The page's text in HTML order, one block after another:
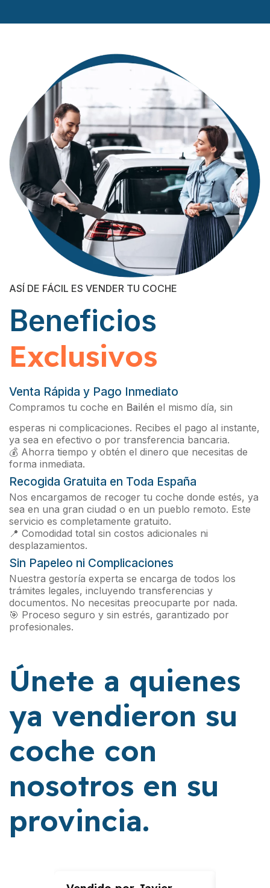
ASÍ DE FÁCIL ES VENDER TU COCHE
Beneficios
Exclusivos
Venta Rápida y Pago Inmediato
Compramos tu coche en Bailén el mismo día, sin
esperas ni complicaciones. Recibes el pago al instante,
ya sea en efectivo o por transferencia bancaria.
💰 Ahorra tiempo y obtén el dinero que necesitas de
forma inmediata.
Recogida Gratuita en Toda España
Nos encargamos de recoger tu coche donde estés, ya
sea en una gran ciudad o en un pueblo remoto. Este
servicio es completamente gratuito.
📍 Comodidad total sin costos adicionales ni
desplazamientos.
Sin Papeleo ni Complicaciones
Nuestra gestoría experta se encarga de todos los
trámites legales, incluyendo transferencias y
documentos. No necesitas preocuparte por nada.
🎯 Proceso seguro y sin estrés, garantizado por
profesionales.
Únete a quienes
ya vendieron su
coche con
nosotros en su
provincia.